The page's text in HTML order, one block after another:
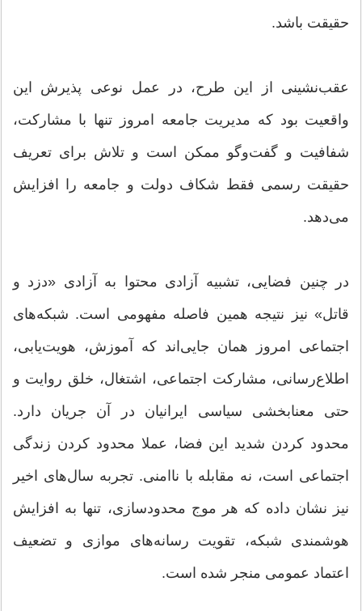
حقیقت باشد.
عقب‌نشینی از این طرح، در عمل نوعی پذیرش این
واقعیت بود که مدیریت جامعه امروز تنها با مشارکت،
شفافیت و گفت‌وگو ممکن است و تلاش برای تعریف
حقیقت رسمی فقط شکاف دولت و جامعه را افزایش
می‌دهد.
در چنین فضایی، تشبیه آزادی محتوا به آزادی «دزد و
قاتل» نیز نتیجه همین فاصله مفهومی است. شبکه‌های
اجتماعی امروز همان جایی‌اند که آموزش، هویت‌یابی،
اطلاع‌رسانی، مشارکت اجتماعی، اشتغال، خلق روایت و
حتی معنابخشی سیاسی ایرانیان در آن جریان دارد.
محدود کردن شدید این فضا، عملا محدود کردن زندگی
اجتماعی است، نه مقابله با ناامنی. تجربه سال‌های اخیر
نیز نشان داده که هر موج محدودسازی، تنها به افزایش
هوشمندی شبکه، تقویت رسانه‌های موازی و تضعیف
اعتماد عمومی منجر شده است.